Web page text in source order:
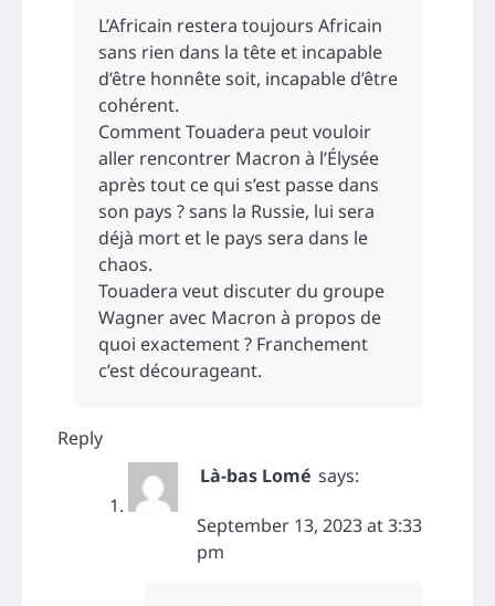
L’Africain restera toujours Africain
sans rien dans la tête et incapable
d’être honnête soit, incapable d’être
cohérent.
Comment Touadera peut vouloir
aller rencontrer Macron à l’Élysée
après tout ce qui s’est passe dans
son pays ? sans la Russie, lui sera
déjà mort et le pays sera dans le
chaos.
Touadera veut discuter du groupe
Wagner avec Macron à propos de
quoi exactement ? Franchement
c’est décourageant.
Reply
Là-bas Lomé says:
September 13, 2023 at 3:33
pm